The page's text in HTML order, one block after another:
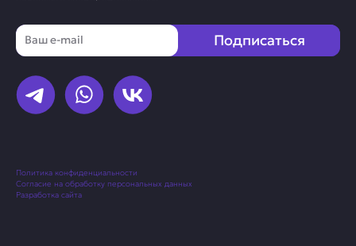
Email
Подписаться
Политика конфиденциальности
Согласие на обработку персональных данных
Разработка сайта